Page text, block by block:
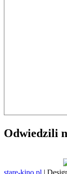
Odwiedzili
stare-kino.pl |